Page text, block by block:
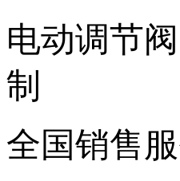
电动调节
制
全国销售